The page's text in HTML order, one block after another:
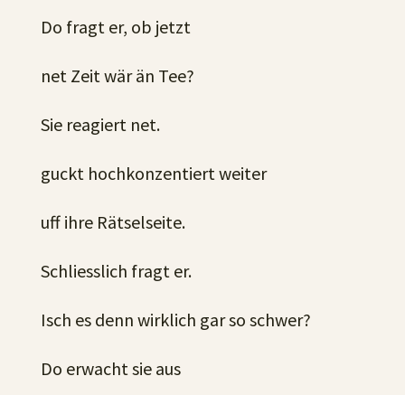
Do fragt er, ob jetzt
net Zeit wär än Tee?
Sie reagiert net.
guckt hochkonzentiert weiter
uff ihre Rätselseite.
Schliesslich fragt er.
Isch es denn wirklich gar so schwer?
Do erwacht sie aus